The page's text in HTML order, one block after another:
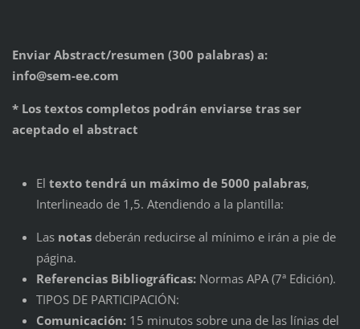
Enviar Abstract/resumen (300 palabras) a:
info@sem-ee.com
* Los textos completos podrán enviarse tras ser
aceptado el abstract
El texto tendrá un máximo de 5000 palabras,
Interlineado de 1,5. Atendiendo a la plantilla:
Las notas deberán reducirse al mínimo e irán a pie de
página.
Referencias Bibliográficas:Normas APA (7ª Edición).
TIPOS DE PARTICIPACIÓN:
Comunicación: 15 minutos sobre una de las línias del